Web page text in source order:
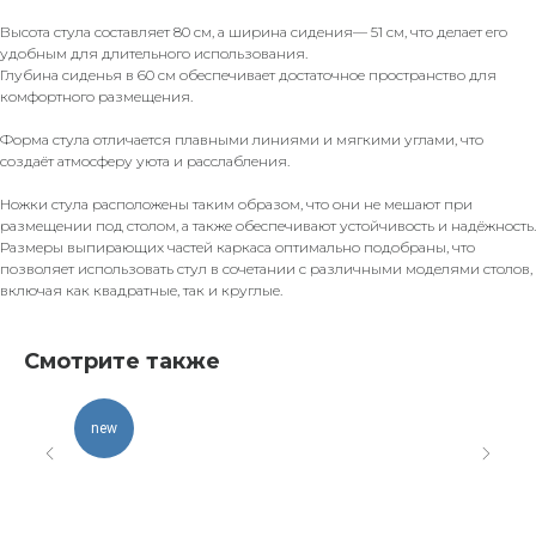
Высота стула составляет 80 см, а ширина сидения— 51 см, что делает его
удобным для длительного использования.
Глубина сиденья в 60 см обеспечивает достаточное пространство для
комфортного размещения.
Форма стула отличается плавными линиями и мягкими углами, что
создаёт атмосферу уюта и расслабления.
Ножки стула расположены таким образом, что они не мешают при
размещении под столом, а также обеспечивают устойчивость и надёжность.
Размеры выпирающих частей каркаса оптимально подобраны, что
позволяет использовать стул в сочетании с различными моделями столов,
включая как квадратные, так и круглые.
Смотрите также
new